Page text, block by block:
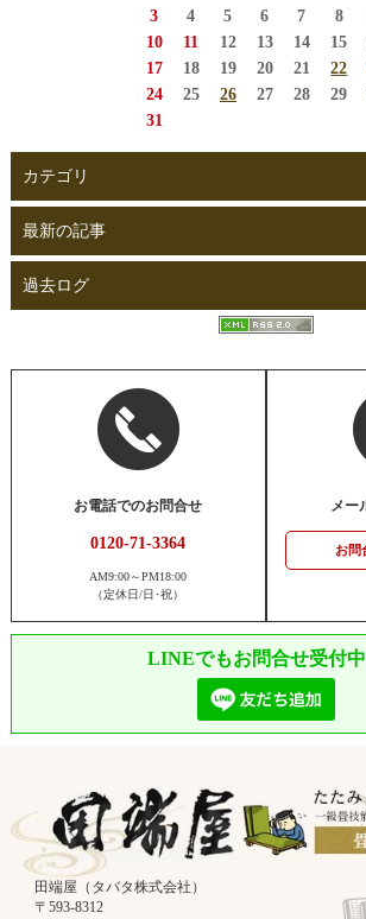
3
4 5 6 7 8
10
11 12 13 14 15
17
18 19 20 21 22
24
25 26 27 28 29
31
カテゴリ
最新の記事
過去ログ
お電話でのお問合せ
0120-71-3364
AM9:00～PM18:00
（定休日/日･祝）
メー
お問
LINEでもお問合せ受付中
田端屋（タバタ株式会社）
〒593-8312